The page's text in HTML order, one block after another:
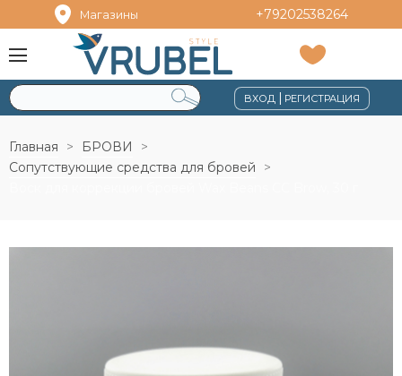
Магазины +79202538264
ВХОД |РЕГИСТРАЦИЯ
Главная
БРОВИ
Сопутствующие средства для бровей